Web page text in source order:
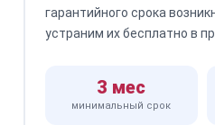
гарантийного срока
устраним их бесплатно в
3 мес
минимальный срок